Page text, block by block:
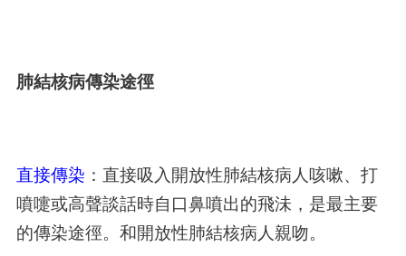
肺結核病傳染途徑
直接傳染 ：直接吸入開放性肺結核病人咳嗽、打
噴嚏或高聲談話時自口鼻噴出的飛沬，是最主要
的傳染途徑。和開放性肺結核病人親吻。